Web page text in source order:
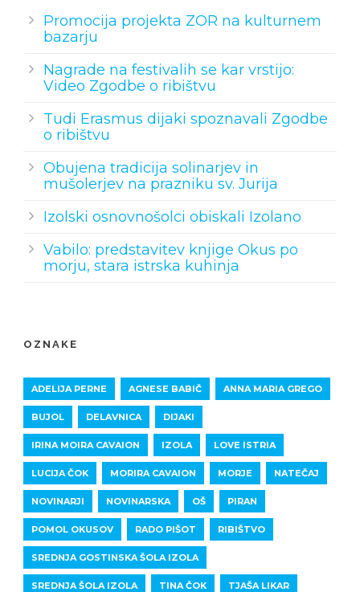
Promocija projekta ZOR na kulturnem
bazarju
Nagrade na festivalih se kar vrstijo:
Video Zgodbe o ribištvu
Tudi Erasmus dijaki spoznavali Zgodbe
o ribištvu
Obujena tradicija solinarjev in
mušolerjev na prazniku sv. Jurija
Izolski osnovnošolci obiskali Izolano
Vabilo: predstavitev knjige Okus po
morju, stara istrska kuhinja
OZNAKE
ADELIJA PERNE AGNESE BABIČ ANNA MARIA GREGO
BUJOL DELAVNICA DIJAKI
IRINA MOIRA CAVAION IZOLA LOVE ISTRIA
LUCIJA ČOK MORIRA CAVAION MORJE NATEČAJ
NOVINARJI NOVINARSKA OŠ PIRAN
POMOL OKUSOV RADO PIŠOT RIBIŠTVO
SREDNJA GOSTINSKA ŠOLA IZOLA
SREDNJA ŠOLA IZOLA TINA ČOK TJAŠA LIKAR